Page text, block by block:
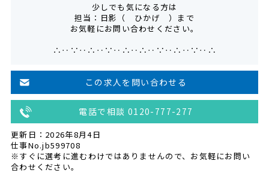
少しでも気になる方は
担当：日影（ ひかげ ）まで
お気軽にお問い合わせください。
∴‥∵‥∴‥∵‥∴‥∴‥∵‥∴‥∵‥∴
この求人を問い合わせる
電話で相談 0120-777-277
更新日：2026年8月4日
仕事No.jb599708
※すぐに選考に進むわけではありませんので、お気軽にお問い
合わせください。